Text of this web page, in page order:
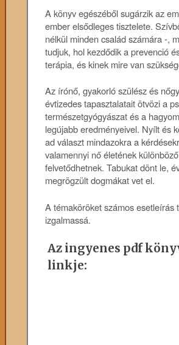
A könyv egészéből sugárzik az
ember elsődleges tisztelete.
nélkül minden család számára -,
tudjuk, hol kezdődik a prevenció
terápia, és kinek mire van
Az írónő, gyakorló szülész és
évtizedes tapasztalatait ötvözi a
természetgyógyászat és a
legújabb eredményeivel. Nyílt és
ad választ mindazokra a
valamennyi nő életének
felvetődhetnek. Tabukat dönt le,
megrögzült dogmákat vet el.
A témaköröket számos esetleírás
izgalmassá.
Az ingyenes pdf
linkje: